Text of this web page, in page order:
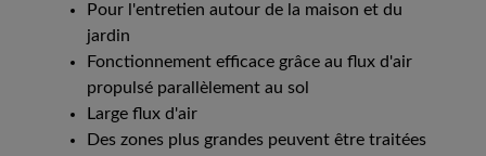
Pour l'entretien autour de la maison et du
jardin
Fonctionnement efficace grâce au flux d'air
propulsé parallèlement au sol
Large flux d'air
Des zones plus grandes peuvent être traitées